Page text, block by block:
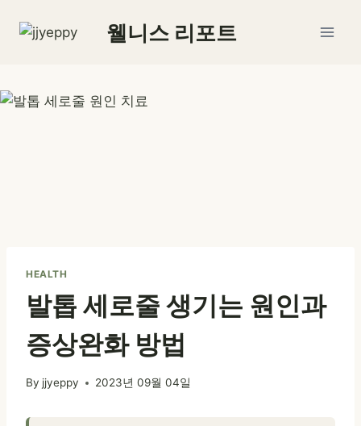
웰니스 리포트
HEALTH
발톱 세로줄 생기는 원인과
증상완화 방법
By jjyeppy 2023년 09월 04일